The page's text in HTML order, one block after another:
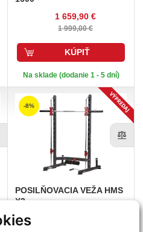
1 659,90 €
1 999,00 €
KÚPIŤ
Na sklade (dodanie 1 - 5 dní)
-8%
POSILŇOVACIAVEŽA HMS
X3